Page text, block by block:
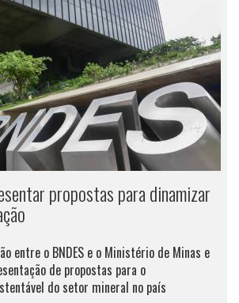
propostas para dinamizar
entre o BNDES e o Ministério de Minas e
de propostas para o
do setor mineral no país